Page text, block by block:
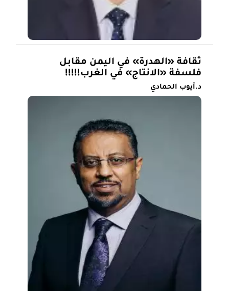
ثقافة «الهدرة» في اليمن مقابل
فلسفة «الانتاج» في الغرب!!!!!
د.أيوب الحمادي